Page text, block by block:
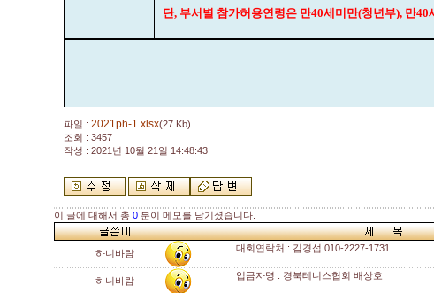
단, 부서별 참가허용연령은 만40세미만(청년부), 만
파일 : 2021ph-1.xlsx(27 Kb)
조회 : 3457
작성 : 2021년 10월 21일 14:48:43
이 글에 대해서 총 0 분이 메모를 남기셨습니다.
하니바람 대회연락처 : 김경섭 010-2227-1731
하니바람 입금자명 : 경북테니스협회 배상호